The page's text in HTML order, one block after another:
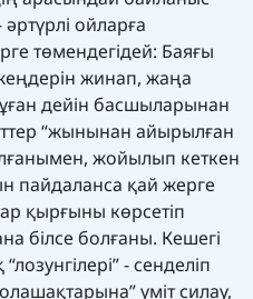
ойларға
төмендегідей: Баяғы
жинап, жаңа
дейін басшыларынан
“жынынан айырылған
жойылып кеткен
пайдаланса қай жерге
қырғыны көрсетіп
білсе болғаны. Кешегі
- сенделіп
үміт силау,